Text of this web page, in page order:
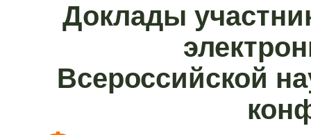
Доклады
Всероссийской